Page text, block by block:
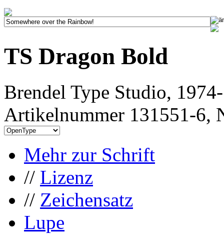
TS Dragon Bold
Brendel Type Studio,
Artikelnummer 131551-6,
Mehr zur Schrift
// Lizenz
// Zeichensatz
Lupe